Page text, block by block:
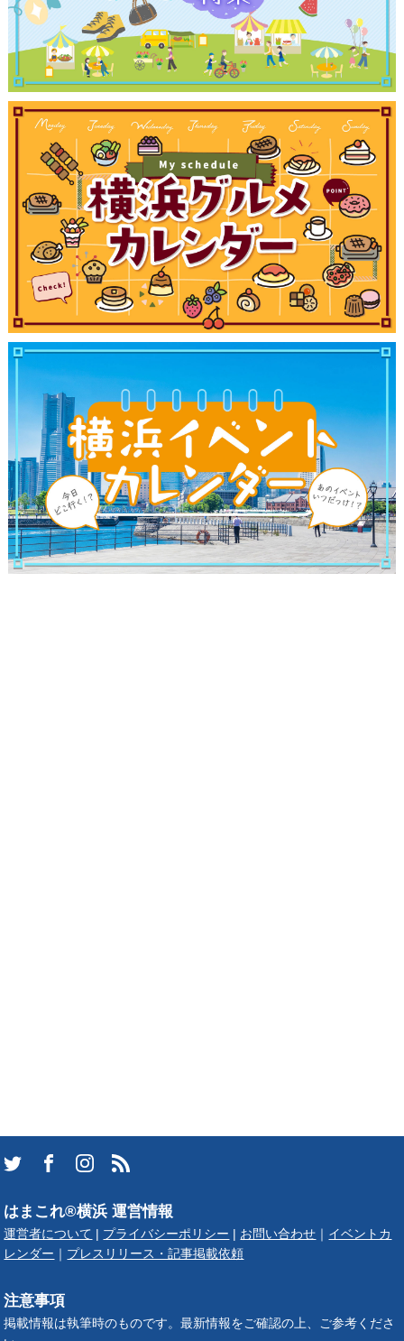
はまこれ®横浜 運営情報
運営者について プライバシーポリシー お問い合わせ
イベントカ
レンダー
プレスリリース・記事掲載依頼
注意事項
掲載情報は執筆時のものです。最新情報をご確認の上、ご参考くださ